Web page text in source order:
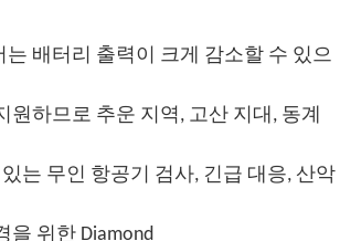
배터리 출력이 크게 감소할 수 있으
원하므로 추운 지역, 고산 지대, 동계
는 무인 항공기 검사, 긴급 대응, 산악